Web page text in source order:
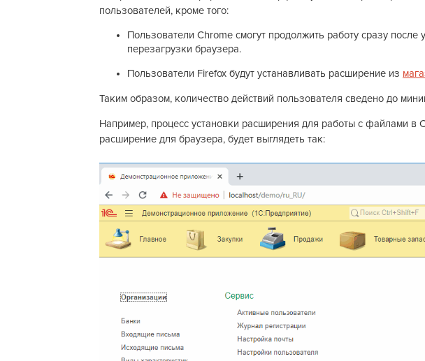
пользователей, кроме того:
Пользователи Chrome смогут продолжить работу сразу
перезагрузки браузера.
Пользователи Firefox будут устанавливать расширение из
Таким образом, количество действий пользователя сведено до
Например, процесс установки расширения для работы с файлами в
расширение для браузера, будет выглядеть так: